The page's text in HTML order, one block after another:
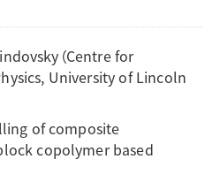
（Centre for
University of Lincoln
of composite
copolymer based